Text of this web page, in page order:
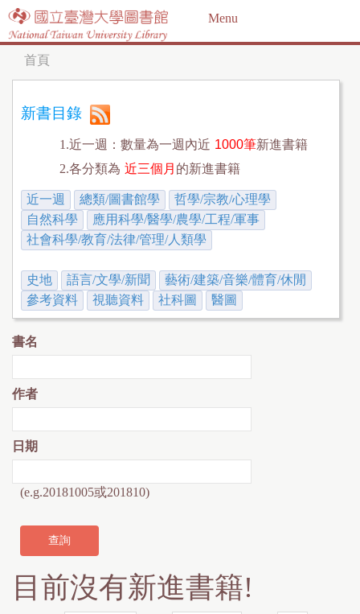
Jump to navigation
Menu
您
在
首頁
新書目錄
1.近一週：數量為一週內近 1000筆新進書籍
2.各分類為 近三個月 的新進書籍
近一週 總類/圖書館學
哲學/宗教/心理學
自然科學
應用科學/醫學/農學/工程/軍事
社會科學/教育/法律/管理/人類學
史地 語言/文學/新聞
藝術/建築/音樂/體育/休閒
參考資料
視聽資料 社科圖 醫圖
書名
作者
日期
(e.g.20181005或201810)
目前沒有新進書籍!